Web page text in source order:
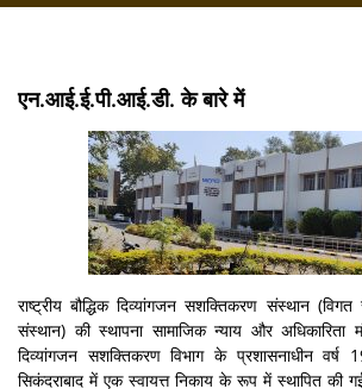
एन.आई.ई.पी.आई.डी. के बारे में
राष्ट्रीय बौद्धिक दिव्यांगजन सशक्तिकरण संस्थान (विगत
संस्थान) की स्थापना सामाजिक न्याय और अधिकारिता
दिव्यांगजन सशक्तिकरण विभाग के प्रशासनाधीन वर्ष
सिकंदराबाद में एक स्वायत्त निकाय के रूप में स्थापित की